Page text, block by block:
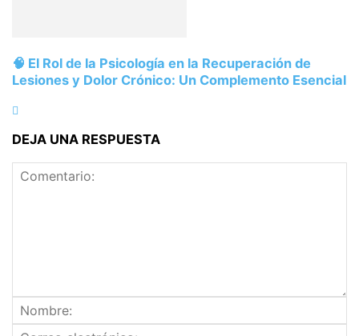
🧠 El Rol de la Psicología en la Recuperación de
Lesiones y Dolor Crónico: Un Complemento Esencial
DEJA UNA RESPUESTA